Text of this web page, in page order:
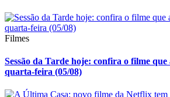
Filmes
Sessão da Tarde hoje: confira o filme que
quarta-feira (05/08)